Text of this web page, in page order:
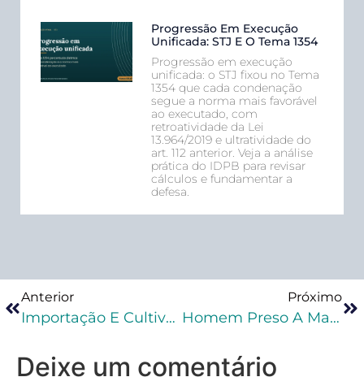
Progressão Em Execução
Unificada: STJ E O Tema 1354
Progressão em execução
unificada: o STJ fixou no Tema
1354 que cada condenação
segue a norma mais favorável
ao executado, com
retroatividade da Lei
13.964/2019 e ultratividade do
art. 112 anterior. Veja a análise
prática do IDPB para revisar
cálculos e fundamentar a
defesa.
Anterior
Importação E Cultivo De Cannabis Para Fins Medicinais, Farmacêuticos Ou Industriais: STJ Suspende Ações
Próximo
Homem Preso A Mais De Seis Anos É Libertado Pelo STJ Por Excesso De Prazo
Deixe um comentário